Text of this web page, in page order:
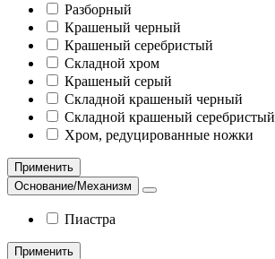
Разборный
Крашеный черный
Крашеный серебристый
Складной хром
Крашеный серый
Складной крашеный черный
Складной крашеный серебристый
Хром, редуцированные ножки
Применить
Основание/Механизм
Пиастра
Применить